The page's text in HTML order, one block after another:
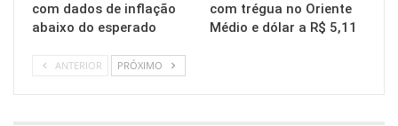
com dados de inflação
abaixo do esperado
com trégua no Oriente
Médio e dólar a R$ 5,11
ANTERIOR PRÓXIMO